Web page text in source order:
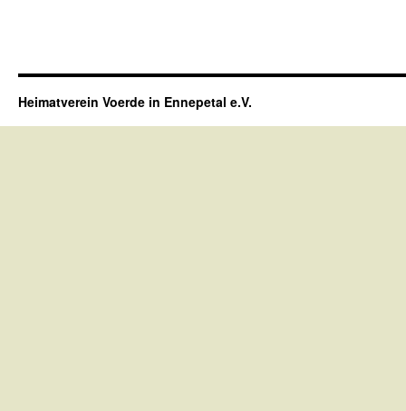
Heimatverein Voerde in Ennepetal e.V.